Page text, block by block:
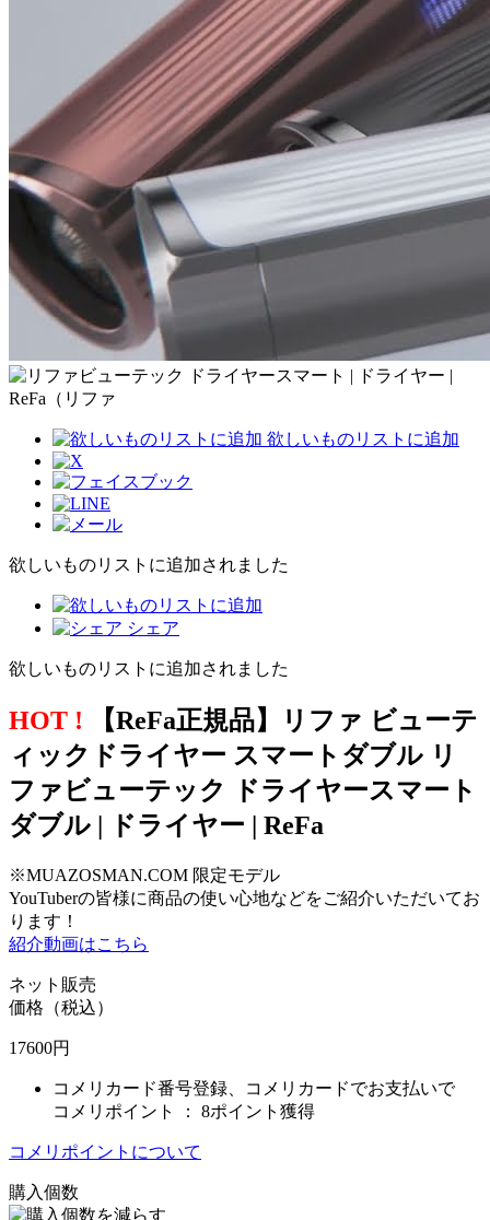
欲しいものリストに追加
欲しいものリストに追加されました
シェア
欲しいものリストに追加されました
HOT ! 【ReFa正規品】リファ ビューテ
ィックドライヤー スマートダブル リ
ファビューテック ドライヤースマート
ダブル | ドライヤー | ReFa
※MUAZOSMAN.COM 限定モデル
YouTuberの皆様に商品の使い心地などをご紹介いただいてお
ります！
紹介動画はこちら
ネット販売
価格（税込）
17600円
コメリカード番号登録、コメリカードでお支払いで
コメリポイント ： 8ポイント獲得
コメリポイントについて
購入個数